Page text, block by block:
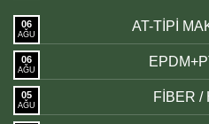
06
AĞU
AT-TİPİ
06
AĞU
05
AĞU
FİBER /